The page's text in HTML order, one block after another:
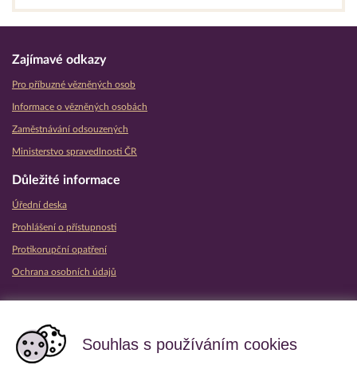
Souhlas s používáním cookies
Zajímavé odkazy
Pro příbuzné vězněných osob
Informace o vězněných osobách
Zaměstnávání odsouzených
Ministerstvo spravedlnosti ČR
Důležité informace
Úřední deska
Prohlášení o přístupnosti
Protikorupční opatření
Ochrana osobních údajů